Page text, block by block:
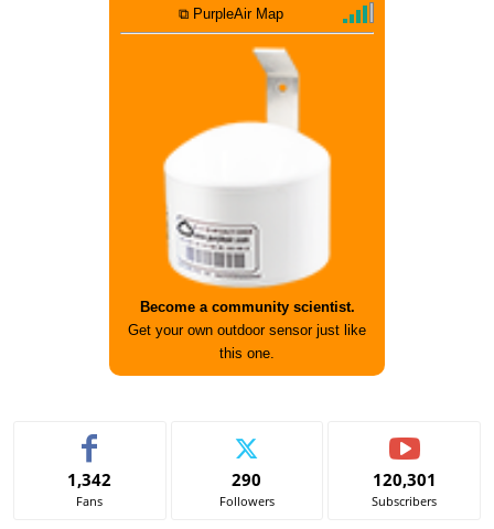
⧉ PurpleAir Map
Become a community scientist.
Get your own outdoor sensor just like
this one.
1,342
Fans
290
Followers
120,301
Subscribers